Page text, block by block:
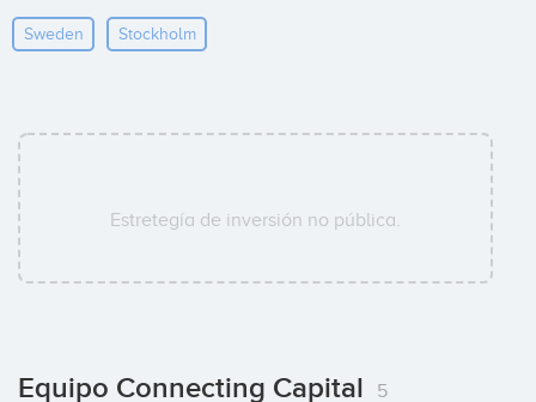
Sweden Stockholm
Estretegía de inversión no pública.
Equipo Connecting Capital 5